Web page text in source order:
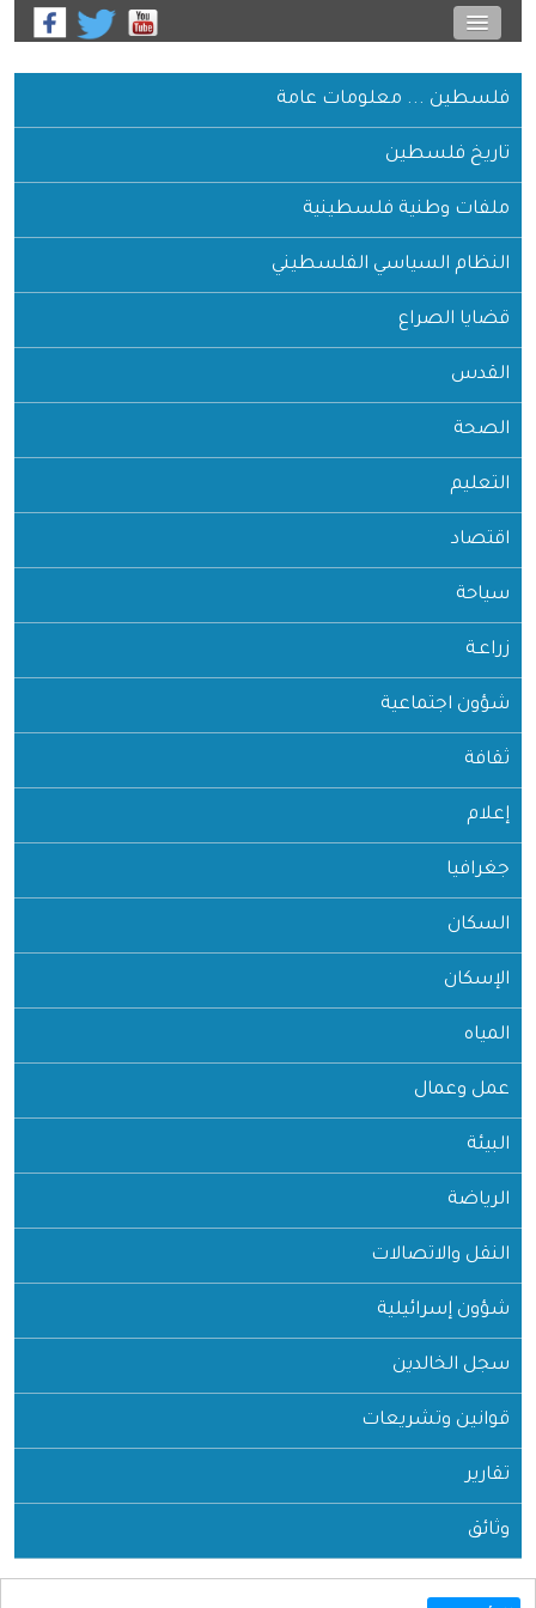
فلسطين ... معلومات عامة
تاريخ فلسطين
ملفات وطنية فلسطينية
النظام السياسي الفلسطيني
قضايا الصراع
القدس
الصحة
التعليم
اقتصاد
سياحة
زراعـة
شؤون اجتماعية
ثقافة
إعلام
جغرافيا
السكان
الإسكان
المياه
عمل وعمال
البيئة
الرياضة
النقل والاتصالات
شؤون إسرائيلية
سجل الخالدين
قوانين وتشريعات
تقارير
وثائق